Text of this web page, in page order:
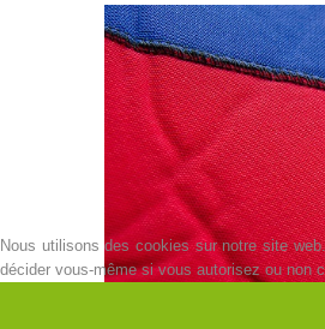
Nous utilisons des cookies sur notre site
décider vous-même si vous autorisez ou non